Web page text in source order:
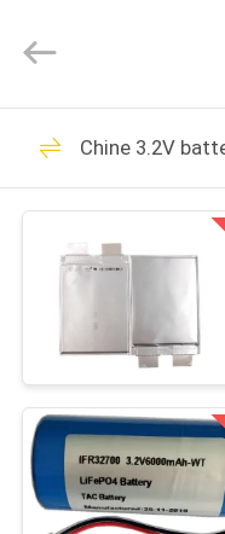
MAISON
PRODUITS
VIDÉOS
SUJET
DE
NOUS
New
Energy
Ltd..
Reserved.
l'énergie
Au
Chine 3.2V